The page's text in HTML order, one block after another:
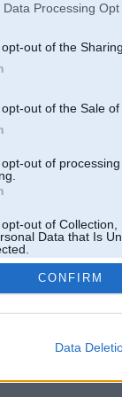
Data Processing
out of the
out of the Sale
out of
out of
Data that Is
CONFIRM
Data
nav saistīts ar